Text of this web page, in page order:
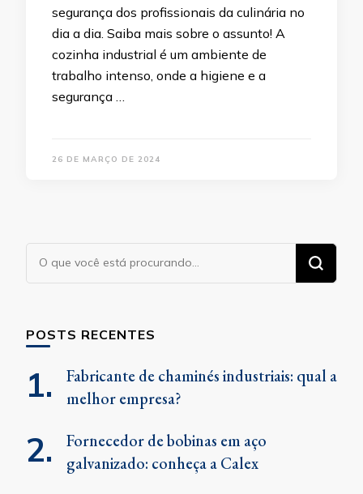
segurança dos profissionais da culinária no
dia a dia. Saiba mais sobre o assunto! A
cozinha industrial é um ambiente de
trabalho intenso, onde a higiene e a
segurança …
26 DE MARÇO DE 2024
Procurando
algo?
POSTS RECENTES
Fabricante de chaminés industriais: qual a
melhor empresa?
Fornecedor de bobinas em aço
galvanizado: conheça a Calex